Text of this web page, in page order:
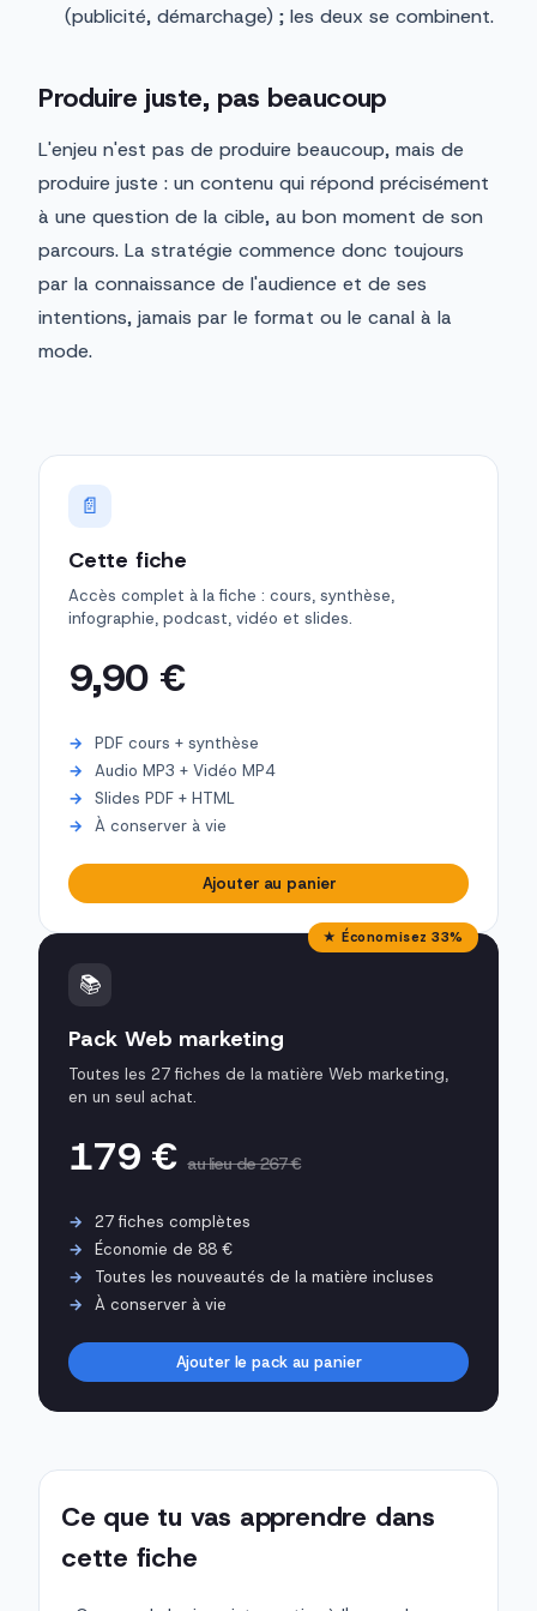
(publicité, démarchage) ; les deux se combinent.
Produire juste, pas beaucoup
L'enjeu n'est pas de produire beaucoup, mais de
produire juste : un contenu qui répond précisément
à une question de la cible, au bon moment de son
parcours. La stratégie commence donc toujours
par la connaissance de l'audience et de ses
intentions, jamais par le format ou le canal à la
mode.
📄
Cette fiche
Accès complet à la fiche : cours, synthèse,
infographie, podcast, vidéo et slides.
9,90 €
PDF cours + synthèse
Audio MP3 + Vidéo MP4
Slides PDF + HTML
À conserver à vie
Ajouter au panier
★ Économisez 33%
📚
Pack Web marketing
Toutes les 27 fiches de la matière Web marketing,
en un seul achat.
179 €au lieu de 267 €
27 fiches complètes
Économie de 88 €
Toutes les nouveautés de la matière incluses
À conserver à vie
Ajouter le pack au panier
Ce que tu vas apprendre dans
cette fiche